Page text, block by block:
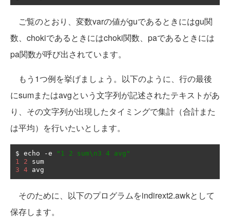
ご覧のとおり、変数varの値がguであるときにはgu関
数、chokiであるときにはchoki関数、paであるときには
pa関数が呼び出されています。
もう1つ例を挙げましょう。以下のように、行の最後
にsumまたはavgという文字列が記述されたテキストがあ
り、その文字列が出現したタイミングで集計（合計また
は平均）を行いたいとします。
$ echo -e
"1 2 sum\n3 4 avg"
1
2
3 4 avg
そのために、以下のプログラムをindirext2.awkとして
保存します。